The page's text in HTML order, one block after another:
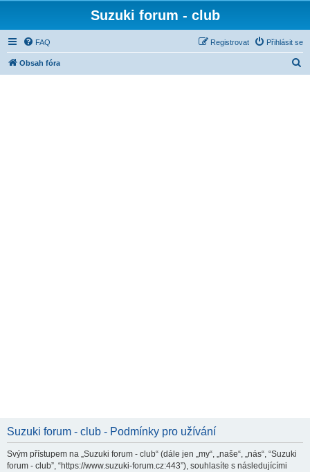
Suzuki forum - club
FAQ Přihlásit se
Registrovat
Obsah fóra
Suzuki forum - club - Podmínky pro užívání
Svým přístupem na „Suzuki forum - club“ (dále jen „my“, „naše“, „nás“, “Suzuki
forum - club”, “https://www.suzuki-forum.cz:443”), souhlasíte s následujícími